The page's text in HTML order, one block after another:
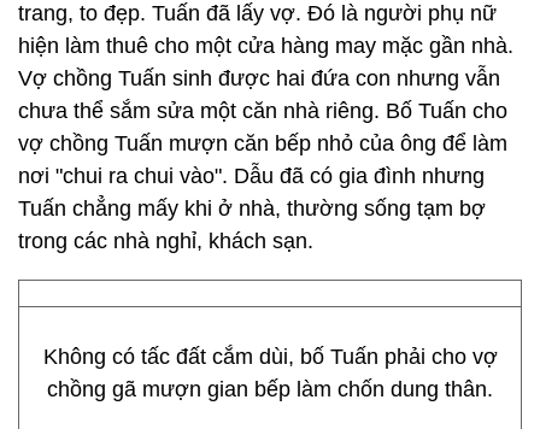
trang, to đẹp. Tuấn đã lấy vợ. Đó là người phụ nữ
hiện làm thuê cho một cửa hàng may mặc gần nhà.
Vợ chồng Tuấn sinh được hai đứa con nhưng vẫn
chưa thể sắm sửa một căn nhà riêng. Bố Tuấn cho
vợ chồng Tuấn mượn căn bếp nhỏ của ông để làm
nơi "chui ra chui vào". Dẫu đã có gia đình nhưng
Tuấn chẳng mấy khi ở nhà, thường sống tạm bợ
trong các nhà nghỉ, khách sạn.
Không có tấc đất cắm dùi, bố Tuấn phải cho vợ
chồng gã mượn gian bếp làm chốn dung thân.